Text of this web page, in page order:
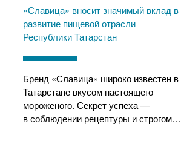
«Славица» вносит значимый вклад в
развитие пищевой отрасли
Республики Татарстан
Бренд «Славица» широко известен в
Татарстане вкусом настоящего
мороженого. Секрет успеха —
в соблюдении рецептуры и строгом…